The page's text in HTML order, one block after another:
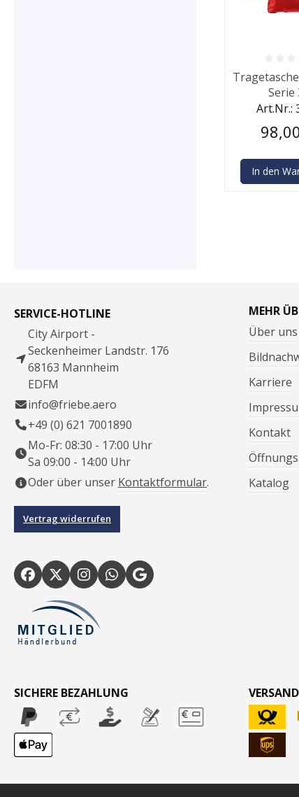
Serie
Art.Nr.:
In den
SERVICE-HOTLINE
City Airport -
Seckenheimer Landstr. 176
68163 Mannheim
EDFM
info@friebe.aero
+49 (0) 621 7001890
Mo-Fr: 08:30 - 17:00 Uhr
Sa 09:00 - 14:00 Uhr
Oder über unser Kontaktformular.
Vertrag widerrufen
MEHR
Über uns
Karriere
Kontakt
Katalog
SICHERE BEZAHLUNG